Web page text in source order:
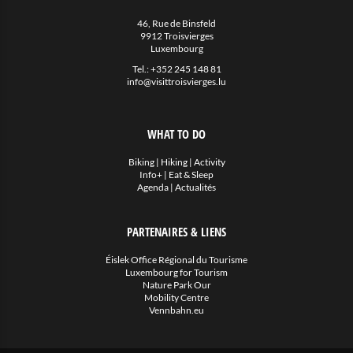
46, Rue de Binsfeld
9912 Troisvierges
Luxembourg
Tel.:+352 245 148 81
info@visittroisvierges.lu
WHAT TO DO
Biking| Hiking| Activity
Info+ | Eat & Sleep
Agenda | Actualités
PARTENAIRES & LIENS
Éislek Office Régional du Tourisme
Luxembourg for Tourism
Nature Park Our
Mobility Centre
Vennbahn.eu